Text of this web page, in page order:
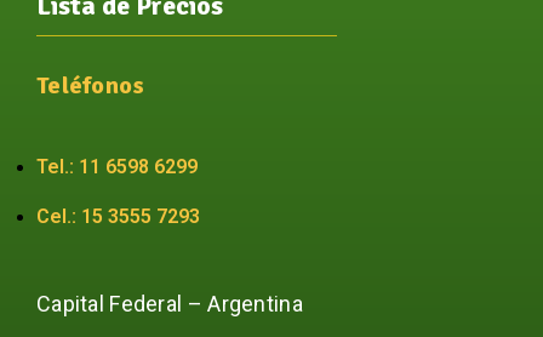
Teléfonos
Tel.: 11 6598 6299
Cel.: 15 3555 7293
Capital Federal – Argentina